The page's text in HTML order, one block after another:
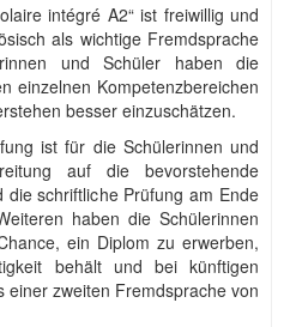
intégré A2“ ist freiwillig und
als wichtige Fremdsprache
und Schüler haben die
einzelnen Kompetenzbereichen
besser einzuschätzen.
ist für die Schülerinnen und
auf die bevorstehende
die schriftliche Prüfung am Ende
haben die Schülerinnen
ein Diplom zu erwerben,
behält und bei künftigen
einer zweiten Fremdsprache von